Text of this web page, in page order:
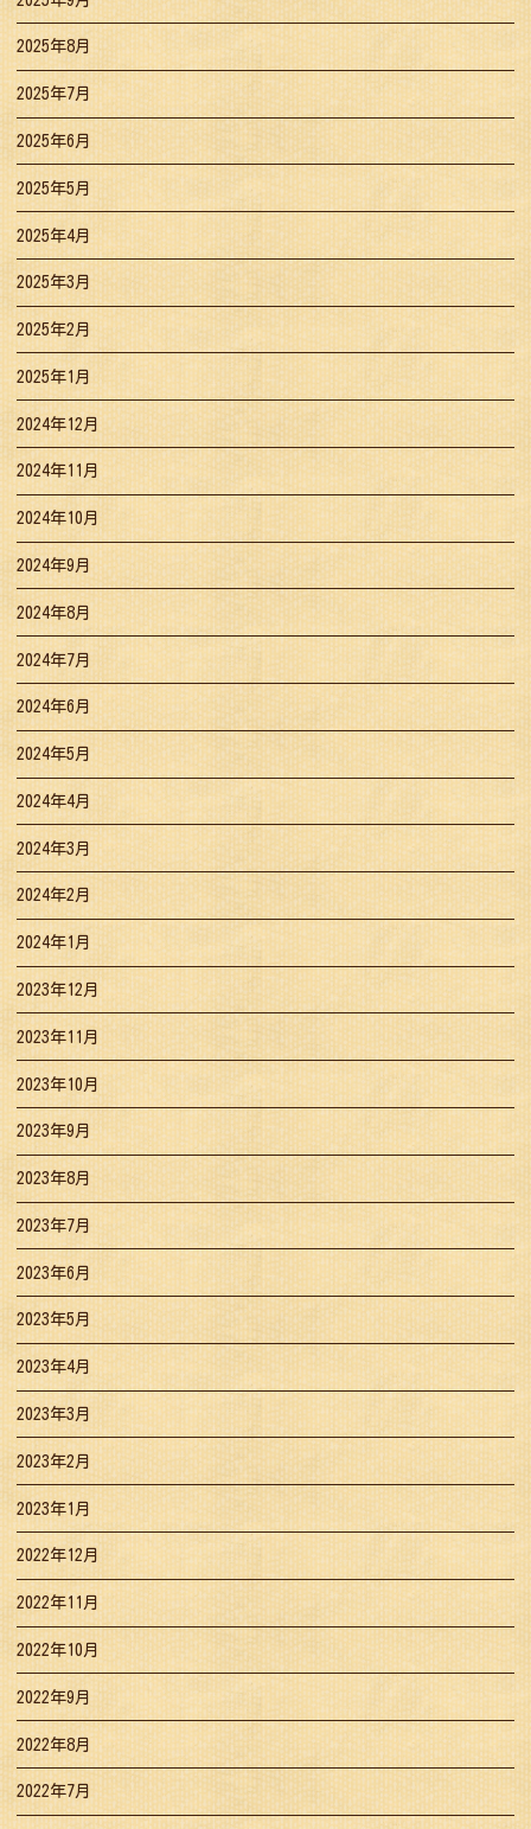
2025年8月
2025年7月
2025年6月
2025年5月
2025年4月
2025年3月
2025年2月
2025年1月
2024年12月
2024年11月
2024年10月
2024年9月
2024年8月
2024年7月
2024年6月
2024年5月
2024年4月
2024年3月
2024年2月
2024年1月
2023年12月
2023年11月
2023年10月
2023年9月
2023年8月
2023年7月
2023年6月
2023年5月
2023年4月
2023年3月
2023年2月
2023年1月
2022年12月
2022年11月
2022年10月
2022年9月
2022年8月
2022年7月